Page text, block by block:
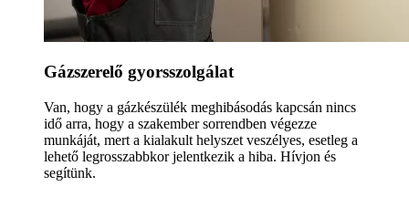
Gázszerelő gyorsszolgálat
Van, hogy a gázkészülék meghibásodás kapcsán nincs
idő arra, hogy a szakember sorrendben végezze
munkáját, mert a kialakult helyszet veszélyes, esetleg a
lehető legrosszabbkor jelentkezik a hiba. Hívjon és
segítünk.